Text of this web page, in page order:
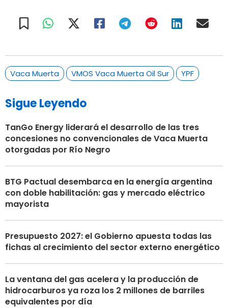
Vaca Muerta VMOS Vaca Muerta Oil Sur YPF
Sigue Leyendo
TanGo Energy liderará el desarrollo de las tres
concesiones no convencionales de Vaca Muerta
otorgadas por Río Negro
BTG Pactual desembarca en la energía argentina
con doble habilitación: gas y mercado eléctrico
mayorista
Presupuesto 2027: el Gobierno apuesta todas las
fichas al crecimiento del sector externo energético
La ventana del gas acelera y la producción de
hidrocarburos ya roza los 2 millones de barriles
equivalentes por día